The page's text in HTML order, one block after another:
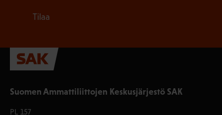
Suomen Ammattiliittojen Keskusjärjestö SAK
PL 157
Tilaa